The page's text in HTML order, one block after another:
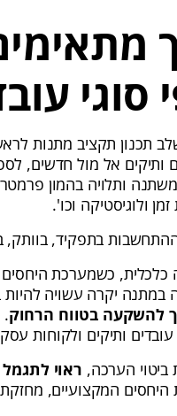
סוגי
תכנון תקציב מתנות
ותיקים אל מול חדשים,
משתנה ותלויה בהמון
ולוגיסטיקה וכו'.
בתפקיד,
כלכלית, כשמערכת
יקרה עשויה להיות
להשקעה בטווח הרחוק.
ותיקים ולקוחות
ביטוי הערכה, ראוי
היחסים המקצועיים,